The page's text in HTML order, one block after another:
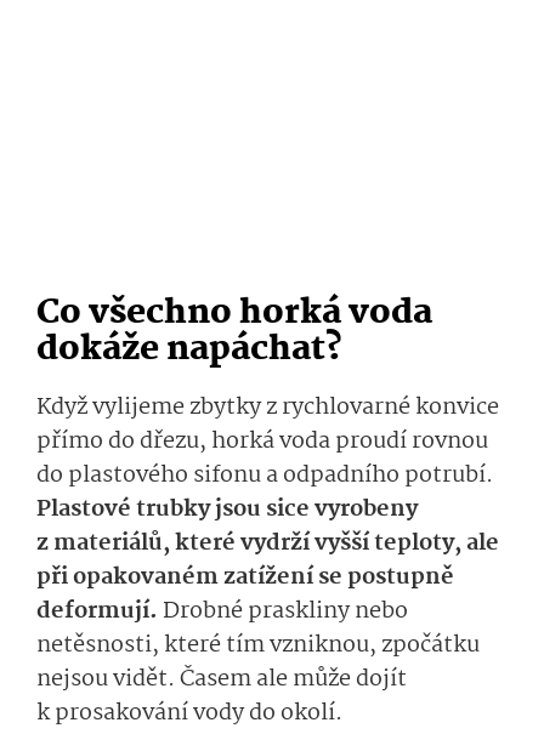
Co všechno horká voda
dokáže napáchat?
Když vylijeme zbytky z rychlovarné konvice
přímo do dřezu, horká voda proudí rovnou
do plastového sifonu a odpadního potrubí.
Plastové trubky jsou sice vyrobeny
z materiálů, které vydrží vyšší teploty, ale
při opakovaném zatížení se postupně
deformují. Drobné praskliny nebo
netěsnosti, které tím vzniknou, zpočátku
nejsou vidět. Časem ale může dojít
k prosakování vody do okolí.